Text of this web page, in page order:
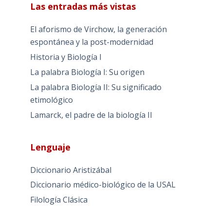
Las entradas más vistas
El aforismo de Virchow, la generación
espontánea y la post-modernidad
Historia y Biología I
La palabra Biología I: Su origen
La palabra Biología II: Su significado
etimológico
Lamarck, el padre de la biología II
Lenguaje
Diccionario Aristizábal
Diccionario médico-biológico de la USAL
Filología Clásica